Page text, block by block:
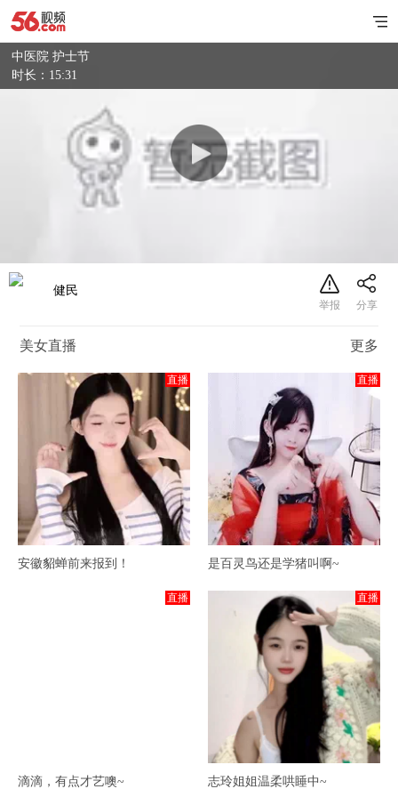
中医院 护士节
时长：15:31
健民
美女直播 更多
直播
安徽貂蝉前来报到！
直播
是百灵鸟还是学猪叫啊~
直播
滴滴，有点才艺噢~
直播
志玲姐姐温柔哄睡中~